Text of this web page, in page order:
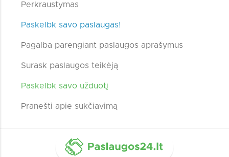
Perkraustymas
Paskelbk savo paslaugas!
Pagalba parengiant paslaugos aprašymus
Surask paslaugos teikėją
Paskelbk savo užduotį
Pranešti apie sukčiavimą